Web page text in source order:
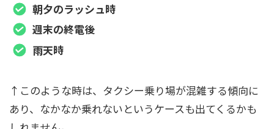
朝夕のラッシュ時
週末の終電後
雨天時
↑このような時は、タクシー乗り場が混雑する傾向に
あり、なかなか乗れないというケースも出てくるかも